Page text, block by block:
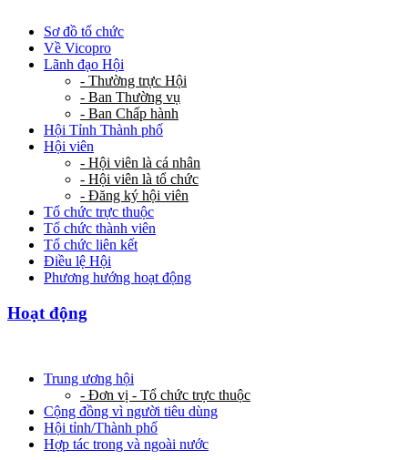
Sơ đồ tổ chức
Về Vicopro
Lãnh đạo Hội
- Thường trực Hội
- Ban Thường vụ
- Ban Chấp hành
Hội Tỉnh Thành phố
Hội viên
- Hội viên là cá nhân
- Hội viên là tổ chức
- Đăng ký hội viên
Tổ chức trực thuộc
Tổ chức thành viên
Tổ chức liên kết
Điều lệ Hội
Phương hướng hoạt động
Hoạt động
Trung ương hội
- Đơn vị - Tổ chức trực thuộc
Cộng đồng vì người tiêu dùng
Hội tỉnh/Thành phố
Hợp tác trong và ngoài nước